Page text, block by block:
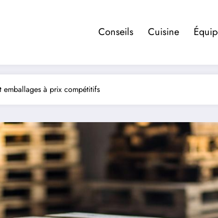
Conseils Cuisine
emballages à prix compétitifs